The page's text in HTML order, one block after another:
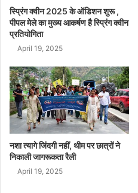
स्प्रिंग क्वीन 2025 के ऑडिशन शुरू ,
पीपल मेले का मुख्य आकर्षण है स्प्रिंग क्वीन
प्रतियोगिता
April 19, 2025
नशा त्यागे जिंदगी नहीं, थीम पर छात्रों ने
निकाली जागरूकता रैली
April 19, 2025